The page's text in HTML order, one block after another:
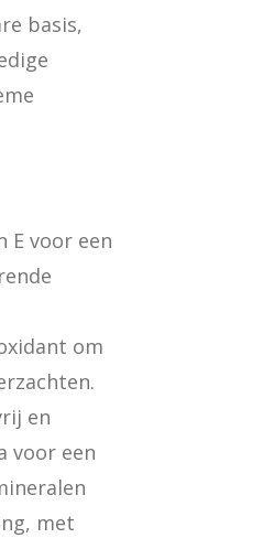
basis,
E voor een
om
en
voor een
met